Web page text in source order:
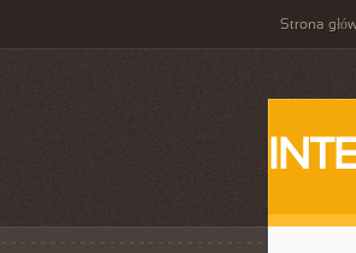
Strona